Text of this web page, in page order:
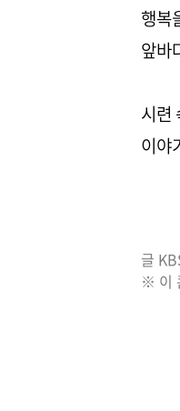
행복
앞바
시련
이야
글
※ 이